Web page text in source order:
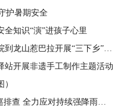
护暑期安全
全知识“演”进孩子心里
中南林科大家居学院到龙山惹巴拉开展“三下乡”实践活动
站开展非遗手工制作主题活动
咱果乡闻“汛”而动巡排查 全力应对持续强降雨天气